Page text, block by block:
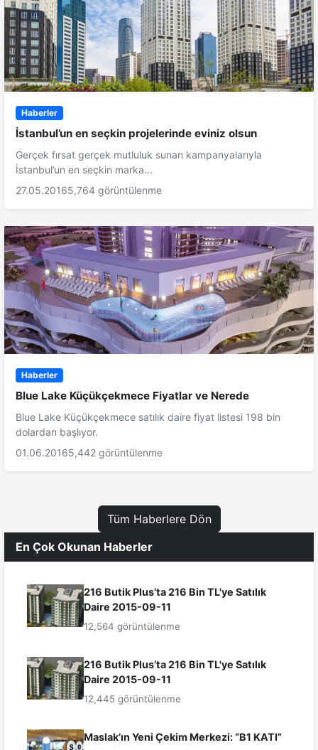
Haberler
İstanbul’un en seçkin projelerinde eviniz olsun
Gerçek fırsat gerçek mutluluk sunan kampanyalarıyla
İstanbul’un en seçkin marka...
27.05.20165,764 görüntülenme
Haberler
Blue Lake Küçükçekmece Fiyatlar ve Nerede
Blue Lake Küçükçekmece satılık daire fiyat listesi 198 bin
dolardan başlıyor.
01.06.20165,442 görüntülenme
Tüm Haberlere Dön
En Çok Okunan Haberler
216 Butik Plus’ta 216 Bin TL'ye Satılık
Daire 2015-09-11
12,564 görüntülenme
216 Butik Plus’ta 216 Bin TL'ye Satılık
Daire 2015-09-11
12,445 görüntülenme
Maslak’ın Yeni Çekim Merkezi: “B1 KATI”